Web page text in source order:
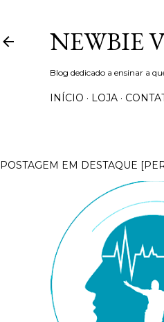
NEWBIE
Blog dedicado a ensinar a
INÍCIO LOJA
POSTAGEM EM DESTAQUE